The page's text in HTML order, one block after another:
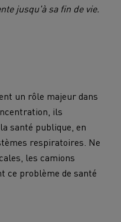
jusqu'à sa fin de vie.
un rôle majeur dans
ils
santé publique, en
respiratoires. Ne
les camions
ce problème de santé